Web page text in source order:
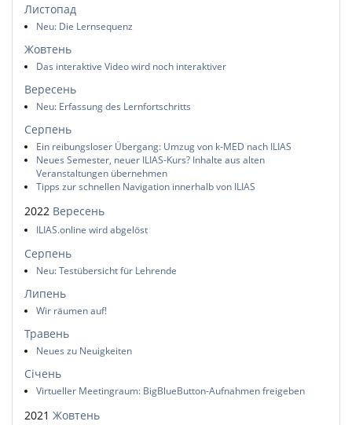
Листопад
Neu: Die Lernsequenz
Жовтень
Das interaktive Video wird noch interaktiver
Вересень
Neu: Erfassung des Lernfortschritts
Серпень
Ein reibungsloser Übergang: Umzug von k-MED nach ILIAS
Neues Semester, neuer ILIAS-Kurs? Inhalte aus alten
Veranstaltungen übernehmen
Tipps zur schnellen Navigation innerhalb von ILIAS
2022 Вересень
ILIAS.online wird abgelöst
Серпень
Neu: Testübersicht für Lehrende
Липень
Wir räumen auf!
Травень
Neues zu Neuigkeiten
Січень
Virtueller Meetingraum: BigBlueButton-Aufnahmen freigeben
2021 Жовтень